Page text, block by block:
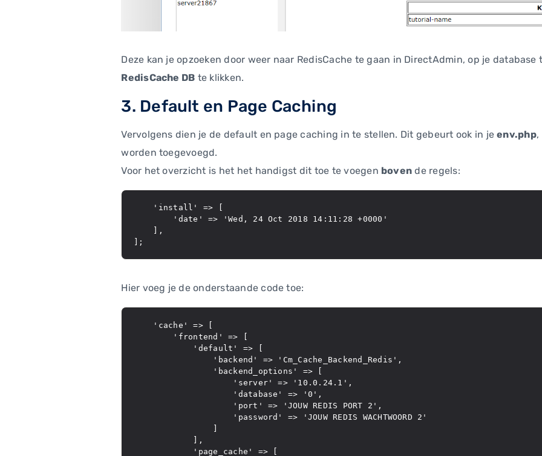
Deze kan je opzoeken door weer naar RedisCache te gaan in DirectAdmin, op je
RedisCache DB te klikken.
3. Default en Page Caching
Vervolgens dien je de default en page caching in te stellen. Dit gebeurt ook in jeenv.php,
worden toegevoegd.
Voor het overzicht is het het handigst dit toe te voegen boven de regels:
    'install' => [
        'date' => 'Wed, 24 Oct 2018 14:11:28 +0000'
    ],
Hier voeg je de onderstaande code toe:
    'cache' => [
        'frontend' => [
            'default' => [
                'backend' => 'Cm_Cache_Backend_Redis',
                'backend_options' => [
                    'server' => '10.0.24.1',
                    'database' => '0',
                    'port' => 'JOUW REDIS PORT 2',
                    'password' => 'JOUW REDIS WACHTWOORD 2'
                ]
            ],
            'page_cache' => [